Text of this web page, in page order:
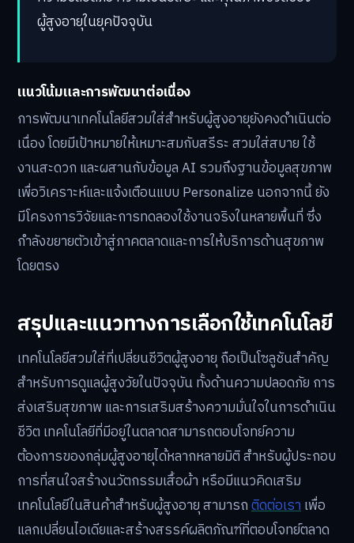
ผู้สูงอายุในยุคปัจจุบัน
แนวโน้มและการพัฒนาต่อเนื่อง
การพัฒนาเทคโนโลยีสวมใส่สำหรับผู้สูงอายุยังคงดำเนินต่อ
เนื่อง โดยมีเป้าหมายให้เหมาะสมกับสรีระ สวมใส่สบาย ใช้
งานสะดวก และผสานกับข้อมูล AI รวมถึงฐานข้อมูลสุขภาพ
เพื่อวิเคราะห์และแจ้งเตือนแบบ Personalize นอกจากนี้ ยัง
มีโครงการวิจัยและการทดลองใช้งานจริงในหลายพื้นที่ ซึ่ง
กำลังขยายตัวเข้าสู่ภาคตลาดและการให้บริการด้านสุขภาพ
โดยตรง
สรุปและแนวทางการเลือกใช้เทคโนโลยี
เทคโนโลยีสวมใส่ที่เปลี่ยนชีวิตผู้สูงอายุ ถือเป็นโซลูชันสำคัญ
สำหรับการดูแลผู้สูงวัยในปัจจุบัน ทั้งด้านความปลอดภัย การ
ส่งเสริมสุขภาพ และการเสริมสร้างความมั่นใจในการดำเนิน
ชีวิต เทคโนโลยีที่มีอยู่ในตลาดสามารถตอบโจทย์ความ
ต้องการของกลุ่มผู้สูงอายุได้หลากหลายมิติ สำหรับผู้ประกอบ
การที่สนใจสร้างนวัตกรรมเสื้อผ้า หรือมีแนวคิดเสริม
เทคโนโลยีในสินค้าสำหรับผู้สูงอายุ สามารถติดต่อเราเพื่อ
แลกเปลี่ยนไอเดียและสร้างสรรค์ผลิตภัณฑ์ที่ตอบโจทย์ตลาด